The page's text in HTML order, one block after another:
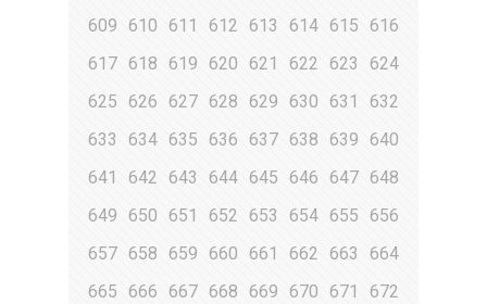
609
610 611 612 613 614 615
616
617 618 619 620 621 622 623
624
625
626 627 628 629 630 631
632
633
634 635 636 637 638 639 640
641
642 643 644 645 646 647 648
649
650 651 652 653 654 655 656
657 658 659 660 661 662 663
664
665
666 667 668 669 670 671
672